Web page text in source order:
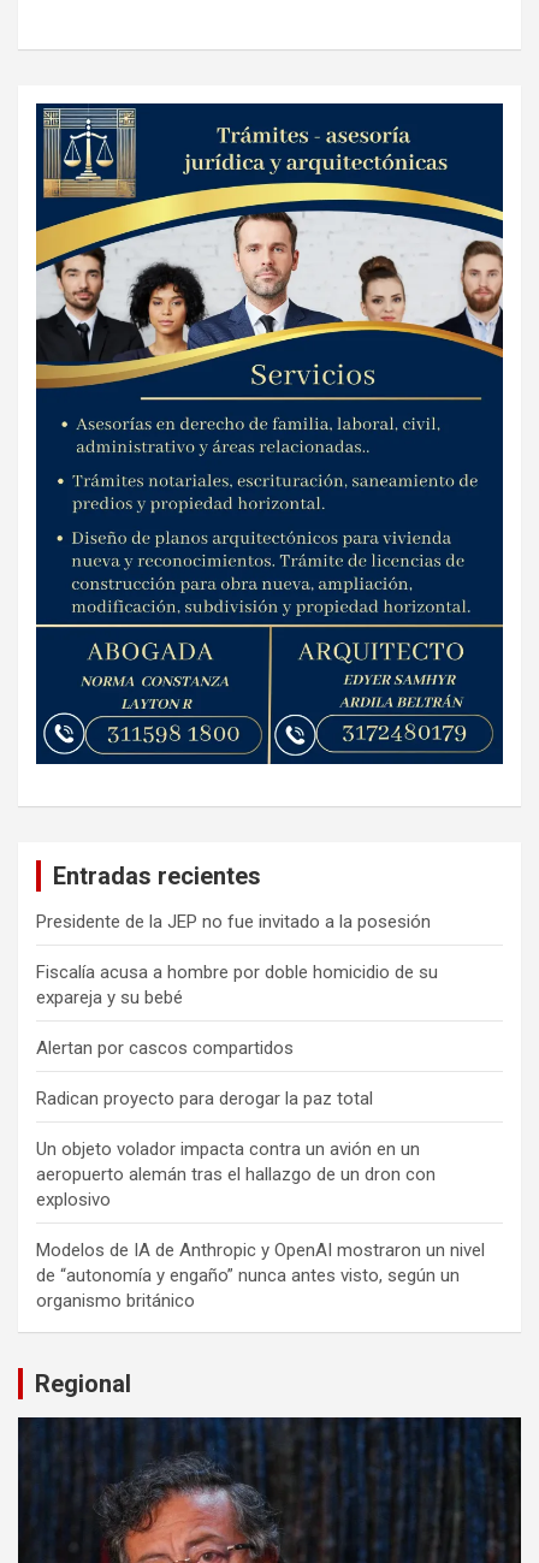
Entradas recientes
Presidente de la JEP no fue invitado a la posesión
Fiscalía acusa a hombre por doble homicidio de su
expareja y su bebé
Alertan por cascos compartidos
Radican proyecto para derogar la paz total
Un objeto volador impacta contra un avión en un
aeropuerto alemán tras el hallazgo de un dron con
explosivo
Modelos de IA de Anthropic y OpenAI mostraron un nivel
de “autonomía y engaño” nunca antes visto, según un
organismo británico
Regional